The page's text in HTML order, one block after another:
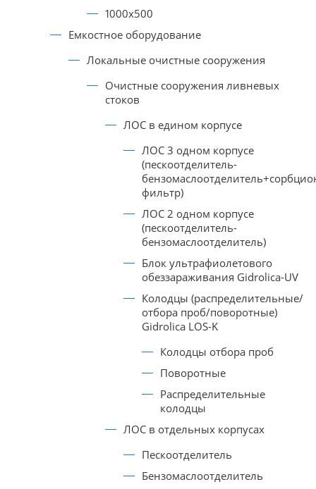
1000х500
Емкостное оборудование
Локальные очистные сооружения
Очистные сооружения ливневых
стоков
ЛОС в едином корпусе
ЛОС 3 одном корпусе
(пескоотделитель-
фильтр)
ЛОС 2 одном корпусе
(пескоотделитель-
бензомаслоотделитель)
Блок ультрафиолетового
обеззараживания Gidrolica-UV
Колодцы (распределительные/
отбора проб/поворотные)
Gidrolica LOS-K
Колодцы отбора проб
Поворотные
Распределительные
колодцы
ЛОС в отдельных корпусах
Пескоотделитель
Бензомаслоотделитель